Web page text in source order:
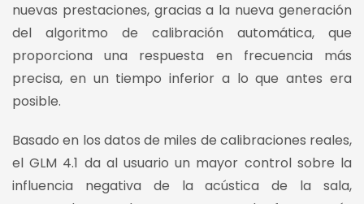
nuevas prestaciones, gracias a la nueva generación
del algoritmo de calibración automática, que
proporciona una respuesta en frecuencia más
precisa, en un tiempo inferior a lo que antes era
posible.
Basado en los datos de miles de calibraciones reales,
el GLM 4.1 da al usuario un mayor control sobre la
influencia negativa de la acústica de la sala,